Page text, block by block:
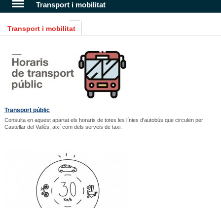
Transport i mobilitat
Transport i mobilitat
Transport públic
Consulta en aquest apartat els horaris de totes les línies d'autobús que circulen per
Castellar del Vallès, així com dels serveis de taxi.